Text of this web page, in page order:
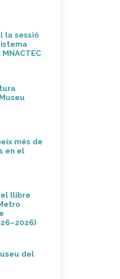
la sessió
més de
en el
llibre
del